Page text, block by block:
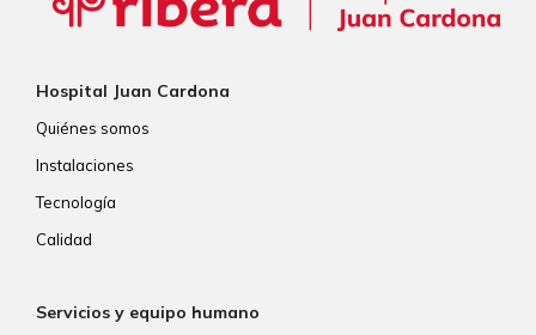
Hospital Juan Cardona
Quiénes somos
Instalaciones
Tecnología
Calidad
Servicios y equipo humano